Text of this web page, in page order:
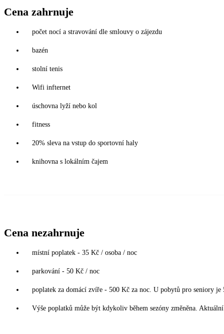
Cena zahrnuje
počet nocí a stravování dle smlouvy o zájezdu
bazén
stolní tenis
Wifi infternet
úschovna lyží nebo kol
fitness
20% sleva na vstup do sportovní haly
knihovna s lokálním čajem
Cena nezahrnuje
místní poplatek - 35 Kč / osoba / noc
parkování - 50 Kč / noc
poplatek za domácí zvíře - 500 Kč za noc. U pobytů pro seniory je
Výše poplatků může být kdykoliv během sezóny změněna.